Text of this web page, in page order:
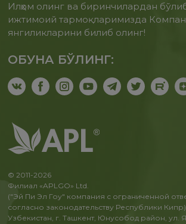
Илҳом олинг ва биринчилардан
ижтимоий тармоқларимизда
янгиликларини билиб олинг!
ОБУНА БЎЛИНГ:
© 2011-2026
Филиал «APLGO» Ltd.
("Эй Пи Эл Гоу" компания с ограниченной
согласно законодательству Республики Кипр)
Узбекистан, г. Ташкент, Юнусобод район, ул.